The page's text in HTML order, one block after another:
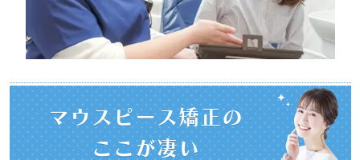
マウスピース矯正の
ここが凄い